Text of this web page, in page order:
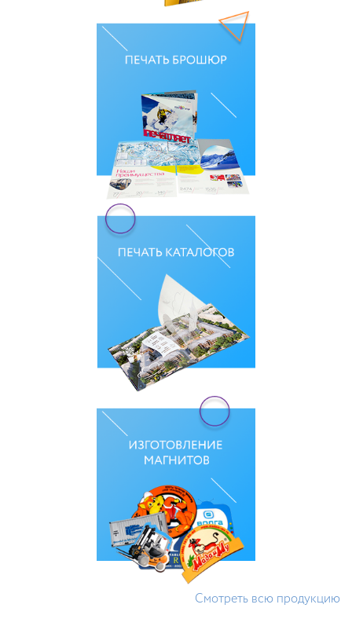
Смотреть всю продукцию